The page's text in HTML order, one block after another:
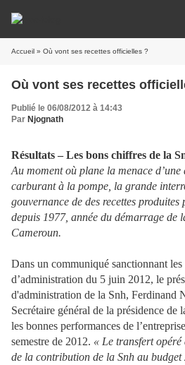
Accueil » Où vont ses recettes officielles ?
Où vont ses recettes
Publié le 06/08/2012 à 14:43
Par Njognath
Résultats – Les bons chiffres de la
Au moment où plane la menace
carburant à la pompe, la grande
gouvernance de des recettes
depuis 1977, année du démarrage de
Cameroun.
Dans un communiqué sanctionnant
d’administration du 5 juin 2012, le
d'administration de la Snh, Ferdinand
Secrétaire général de la présidence de
les bonnes performances de
semestre de 2012. « Le transfert
de la contribution de la Snh au budget